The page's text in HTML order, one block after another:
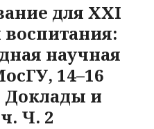
для XXI
научная
14–16
Доклады и
Ч. 2